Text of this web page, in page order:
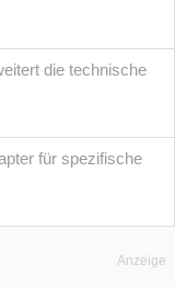
die technische
für spezifische
Anzeige